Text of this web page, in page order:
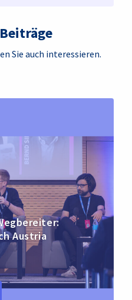
Sie auch interessieren.
Austria